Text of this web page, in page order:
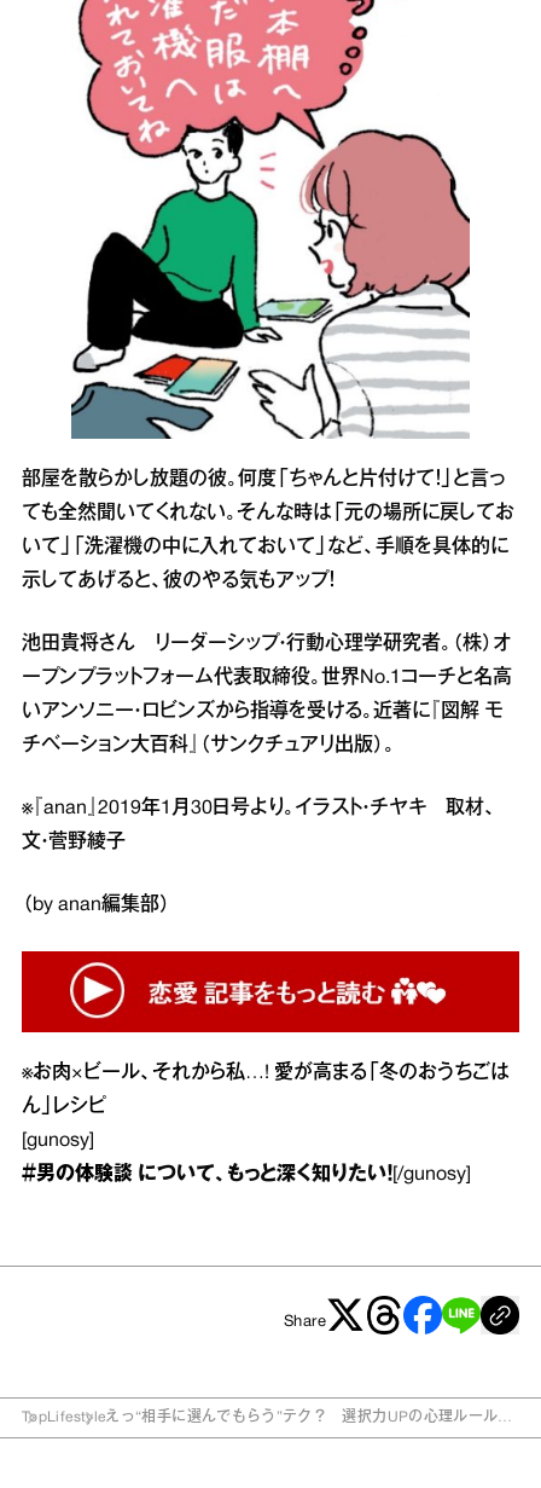
部屋を散らかし放題の彼。何度「ちゃんと片付けて！」と言っ
ても全然聞いてくれない。そんな時は「元の場所に戻してお
いて」「洗濯機の中に入れておいて」など、手順を具体的に
示してあげると、彼のやる気もアップ！
池田貴将さん リーダーシップ・行動心理学研究者。（株）オ
ープンプラットフォーム代表取締役。世界No.1コーチと名高
いアンソニー・ロビンズから指導を受ける。近著に『図解 モ
チベーション大百科』（サンクチュアリ出版）。
※『anan』2019年1月30日号より。イラスト・チヤキ 取材、
文・菅野綾子
（by anan編集部）
※お肉×ビール、それから私…! 愛が高まる「冬のおうちごは
ん」レシピ
[gunosy]
＃男の体験談 について、もっと深く知りたい！ [/gunosy]
Share
Top Lifestyleえっ“相手に選んでもらう”テク？ 選択力UPの心理ルール7